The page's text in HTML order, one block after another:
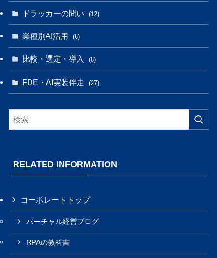
ドラッカーの問い (12)
業種別AI活用 (6)
比較・選定・導入 (8)
FDE・AI実装伴走 (27)
RELATED INFORMATION
コーポレートトップ
バーチャル経営ブログ
RPAの教科書